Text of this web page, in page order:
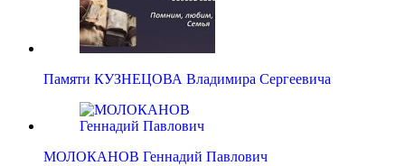
Памяти КУЗНЕЦОВА Владимира Сергеевича
МОЛОКАНОВ Геннадий Павлович